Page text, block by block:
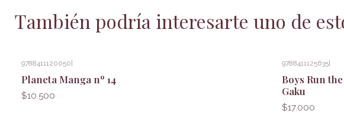
También podría interesarte uno de
9788411120050
Planeta Manga nº 14
$10.500
9788411125635|
Boys Run
Gaku
$17.000